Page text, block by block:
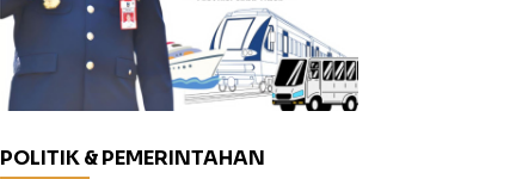
POLITIK & PEMERINTAHAN